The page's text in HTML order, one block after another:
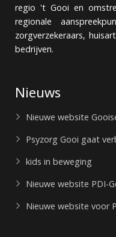
regio 't Gooi en
regionale
zorgverzekeraars,
bedrijven.
Nieuws
Nieuwe website
Psyzorg Gooi gaat
kids in beweging
Nieuwe website PDI-
Nieuwe website voor